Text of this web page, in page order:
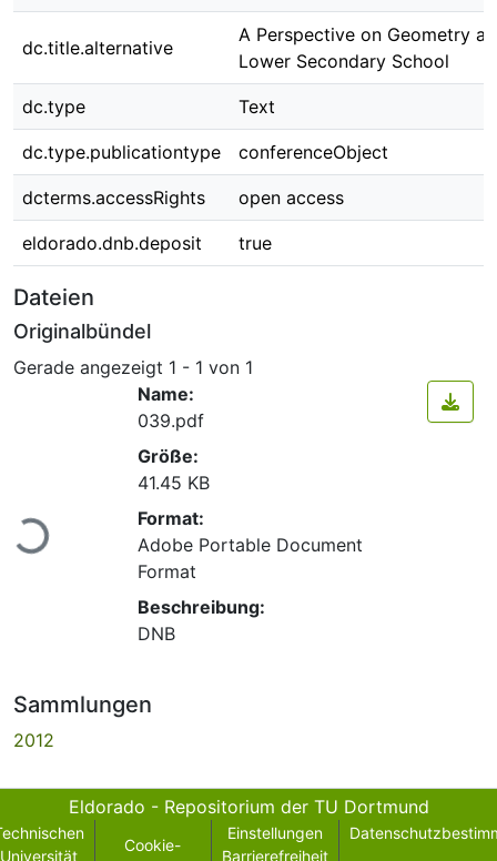
dc.title.alternative
A Perspective on Geometry
Lower Secondary School
dc.type Text
dc.type.publicationtype conferenceObject
dcterms.accessRights open access
eldorado.dnb.deposit true
Dateien
Originalbündel
Gerade angezeigt 1 - 1 von 1
Lade...
Name:
039.pdf
Größe:
41.45 KB
Format:
Adobe Portable Document
Format
Beschreibung:
DNB
Sammlungen
2012
Eldorado - Repositorium der TU Dortmund
Universität
Cookie-
Einstellungen
Barrierefreiheit